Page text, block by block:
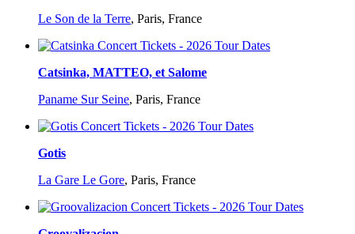
Le Son de la Terre, Paris, France
Catsinka, MATTEO, et Salome
Paname Sur Seine, Paris, France
Gotis
La Gare Le Gore, Paris, France